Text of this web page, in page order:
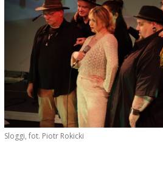
Sloggi, fot. Piotr Rokicki